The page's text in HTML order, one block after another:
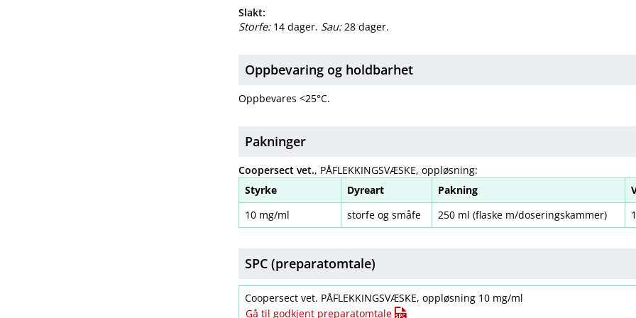
Slakt:
Storfe:14 dager. Sau:28 dager.
Oppbevaring og holdbarhet
Oppbevares <25°C.
Pakninger
Coopersect vet., PÅFLEKKINGSVÆSKE, oppløsning:
Styrke
Dyreart Pakning
10 mg/ml
storfe og småfe 250 ml (flaske m​/​doseringskammer)
SPC (preparatomtale)
Coopersect vet. PÅFLEKKINGSVÆSKE, oppløsning 10 mg/ml
Gå til godkjent preparatomtale